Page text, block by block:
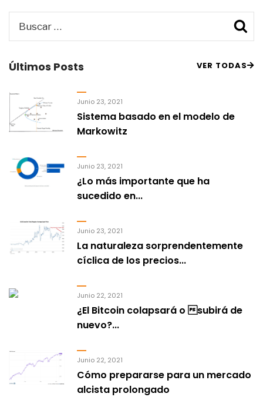
por:
Últimos Posts VER TODAS
Junio 23, 2021
Sistema basado en el modelo de
Markowitz
Junio 23, 2021
¿Lo más importante que ha
sucedido en...
Junio 23, 2021
La naturaleza sorprendentemente
cíclica de los precios...
Junio 22, 2021
¿El Bitcoin colapsará o subirá de
nuevo?...
Junio 22, 2021
Cómo prepararse para un mercado
alcista prolongado